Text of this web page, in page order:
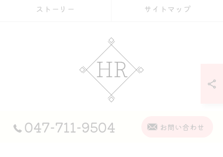
047-711-9504 お問い合わせ
ストーリー サイトマップ
© 2026 松戸市で丁寧かつ正確な軽作業なら【株式会社HR】 ALL RIGHTS
RESERVED.